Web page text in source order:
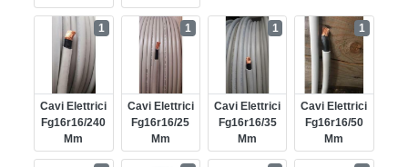
Cavi Elettrici
Fg16r16/240
Mm
1
Cavi Elettrici
Fg16r16/25
Mm
1
Cavi Elettrici
Fg16r16/35
Mm
1
Cavi Elettrici
Fg16r16/50
Mm
1